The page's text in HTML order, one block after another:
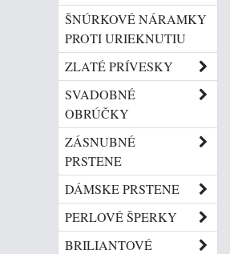
ŠNÚRKOVÉ NÁRAMKY
PROTI URIEKNUTIU
ZLATÉ PRÍVESKY
SVADOBNÉ
OBRÚČKY
ZÁSNUBNÉ
PRSTENE
DÁMSKE PRSTENE
PERLOVÉ ŠPERKY
BRILIANTOVÉ